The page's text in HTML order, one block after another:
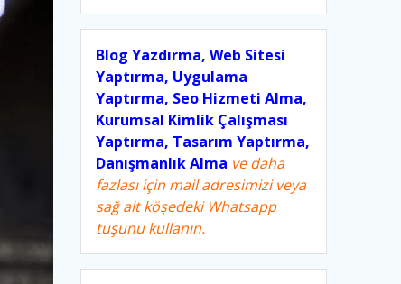
Blog Yazdırma, Web Sitesi
Yaptırma, Uygulama
Yaptırma, Seo Hizmeti Alma,
Kurumsal Kimlik Çalışması
Yaptırma, Tasarım Yaptırma,
Danışmanlık Alma ve daha
fazlası için mail adresimizi veya
sağ alt köşedeki Whatsapp
tuşunu kullanın.